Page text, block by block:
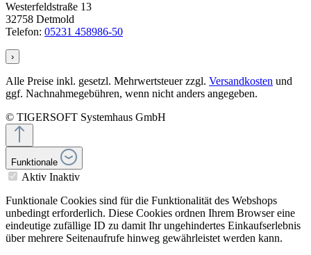
Westerfeldstraße 13
32758 Detmold
Telefon: 05231 458986-50
›
Alle Preise inkl. gesetzl. Mehrwertsteuer zzgl. Versandkosten und
ggf. Nachnahmegebühren, wenn nicht anders angegeben.
© TIGERSOFT Systemhaus GmbH
Funktionale
Aktiv Inaktiv
Funktionale Cookies sind für die Funktionalität des Webshops
unbedingt erforderlich. Diese Cookies ordnen Ihrem Browser eine
eindeutige zufällige ID zu damit Ihr ungehindertes Einkaufserlebnis
über mehrere Seitenaufrufe hinweg gewährleistet werden kann.